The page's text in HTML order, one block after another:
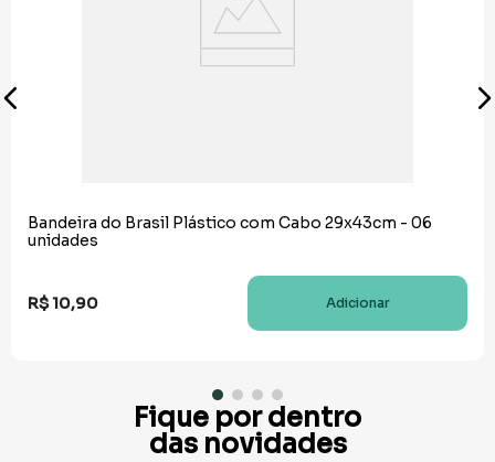
Bandeira do Brasil Plástico com Cabo 29x43cm - 06
unidades
R$10,90 Adicionar
Fique por dentro
das novidades